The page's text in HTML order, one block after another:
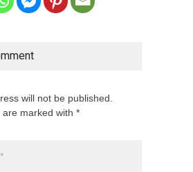
will not be published.
marked with *